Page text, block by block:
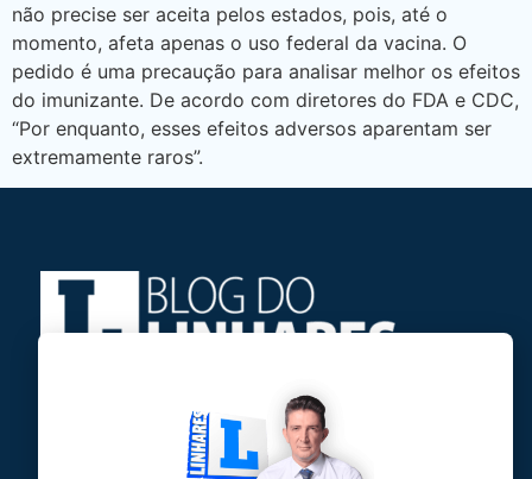
não precise ser aceita pelos estados, pois, até o
momento, afeta apenas o uso federal da vacina. O
pedido é uma precaução para analisar melhor os efeitos
do imunizante. De acordo com diretores do FDA e CDC,
“Por enquanto, esses efeitos adversos aparentam ser
extremamente raros”.
Jose Linhares Jr é maranhense.
Formado em Jornalismo, estudou filosofia